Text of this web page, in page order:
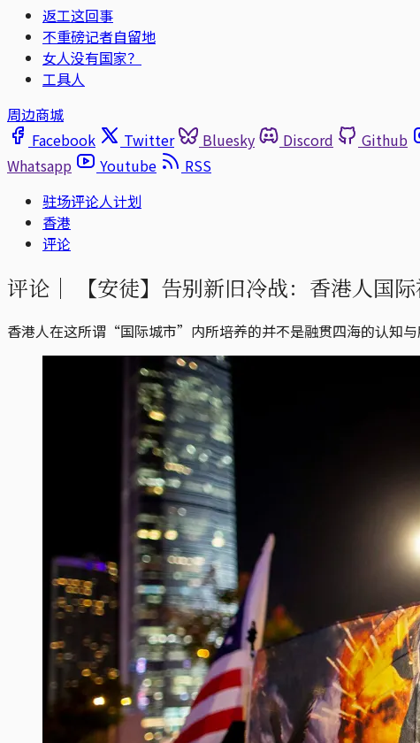
返工这回事
不重磅记者自留地
女人没有国家？
工具人
周边商城
Facebook
Twitter Bluesky Discord Github
Whatsapp
Youtube
RSS
驻场评论人计划
香港
评论
评论｜ 【安徒】告别新旧冷战：香港人国
香港人在这所谓“国际城市”内所培养的并不是融贯四海的认知